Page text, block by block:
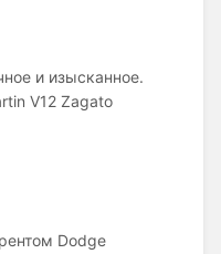
и изысканное.
V12 Zagato
Dodge